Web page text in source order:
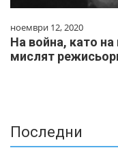
ноември 12, 2020
На война, като
мислят
Последни